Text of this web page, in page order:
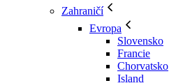
Zahraničí
Evropa
Slovensko
Francie
Chorvatsko
Island